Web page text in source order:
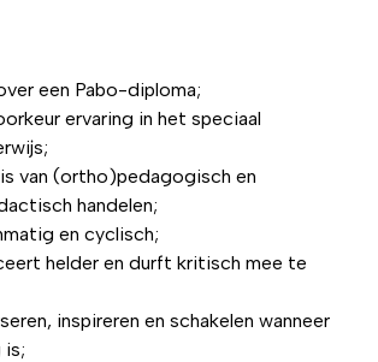
een Pabo-diploma;
ervaring in het speciaal
van (ortho)pedagogisch en
handelen;
en cyclisch;
helder en durft kritisch mee te
inspireren en schakelen wanneer
is;